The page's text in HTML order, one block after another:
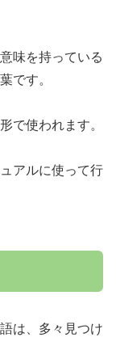
味を持っている
です。
で使われます。
アルに使って行
は、多々見つけ